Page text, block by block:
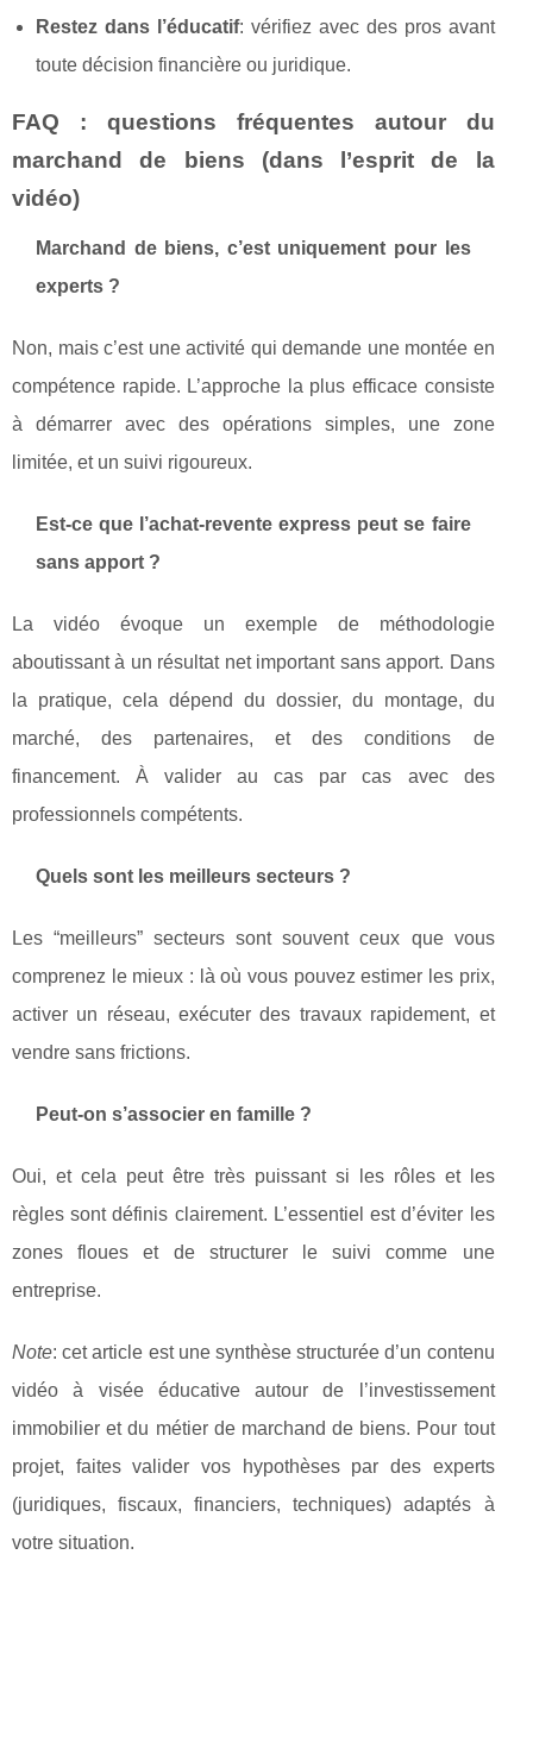
Restez dans l’éducatif: vérifiez avec des pros avant
toute décision financière ou juridique.
FAQ : questions fréquentes autour du
marchand de biens (dans l’esprit de la
vidéo)
Marchand de biens, c’est uniquement pour les
experts ?
Non, mais c’est une activité qui demande une montée en
compétence rapide. L’approche la plus efficace consiste
à démarrer avec des opérations simples, une zone
limitée, et un suivi rigoureux.
Est‑ce que l’achat‑revente express peut se faire
sans apport ?
La vidéo évoque un exemple de méthodologie
aboutissant à un résultat net important sans apport. Dans
la pratique, cela dépend du dossier, du montage, du
marché, des partenaires, et des conditions de
financement. À valider au cas par cas avec des
professionnels compétents.
Quels sont les meilleurs secteurs ?
Les “meilleurs” secteurs sont souvent ceux que vous
comprenez le mieux : là où vous pouvez estimer les prix,
activer un réseau, exécuter des travaux rapidement, et
vendre sans frictions.
Peut‑on s’associer en famille ?
Oui, et cela peut être très puissant si les rôles et les
règles sont définis clairement. L’essentiel est d’éviter les
zones floues et de structurer le suivi comme une
entreprise.
Note: cet article est une synthèse structurée d’un contenu
vidéo à visée éducative autour de l’investissement
immobilier et du métier de marchand de biens. Pour tout
projet, faites valider vos hypothèses par des experts
(juridiques, fiscaux, financiers, techniques) adaptés à
votre situation.